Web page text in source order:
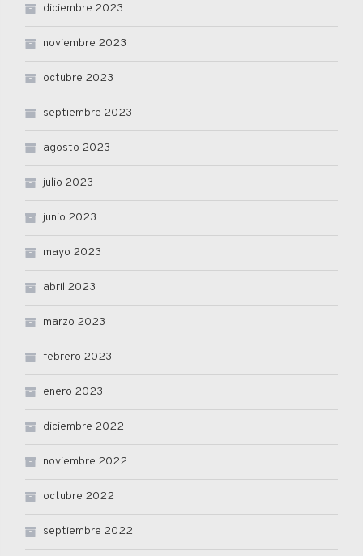
diciembre 2023
noviembre 2023
octubre 2023
septiembre 2023
agosto 2023
julio 2023
junio 2023
mayo 2023
abril 2023
marzo 2023
febrero 2023
enero 2023
diciembre 2022
noviembre 2022
octubre 2022
septiembre 2022